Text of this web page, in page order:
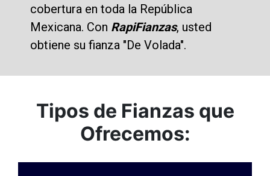
cobertura en toda la República
Mexicana. Con RapiFianzas, usted
obtiene su fianza "De Volada".
Tipos de Fianzas que
Ofrecemos: